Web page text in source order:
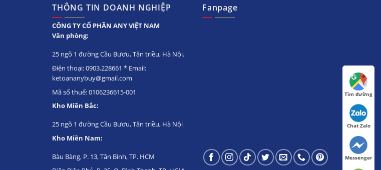
THÔNG TIN DOANH NGHIỆP
CÔNG TY CỔ PHẦN ANY VIỆT NAM
Văn phòng:
25 ngõ 1 đường Cầu Bươu, Tân triều, Hà Nội.
Điện thoại: 0903.228661 * Email:
ketoananybuy@gmail.com
Mã số thuế: 0106236615-001
Kho Miền Bắc:
25 ngõ 1 đường Cầu Bươu, Tân triều, Hà Nội
Kho Miền Nam:
Bàu Bàng, P. 13, Tân Bình, TP. HCM
Fanpage
Tìm đường
Chat Zalo
Messenger